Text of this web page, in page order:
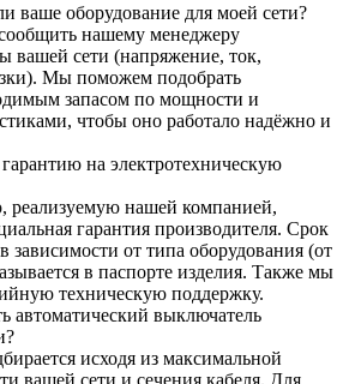
ваше оборудование для моей сети?
нашему менеджеру
вашей сети (напряжение, ток,
Мы поможем подобрать
запасом по мощности и
чтобы оно работало надёжно и
на электротехническую
реализуемую нашей компанией,
гарантия производителя. Срок
зависимости от типа оборудования (от
в паспорте изделия. Также мы
техническую поддержку.
автоматический выключатель
исходя из максимальной
вашей сети и сечения кабеля. Для